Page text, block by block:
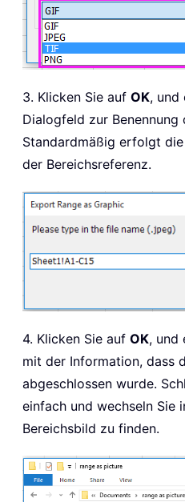
3. Klicken Sie auf OK, und
Dialogfeld zur Benennung
Standardmäßig erfolgt
der Bereichsreferenz.
4. Klicken Sie auf OK, und
mit der Information, dass
abgeschlossen wurde.
einfach und wechseln Sie
Bereichsbild zu finden.